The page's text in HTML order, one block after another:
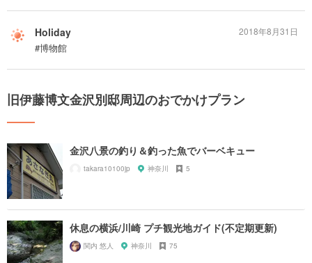
Holiday
#博物館
2018年8月31日
旧伊藤博文金沢別邸周辺のおでかけプラン
金沢八景の釣り＆釣った魚でバーベキュー
takara10100jp 神奈川 5
休息の横浜/川崎 プチ観光地ガイド(不定期更新)
関内 悠人 神奈川 75